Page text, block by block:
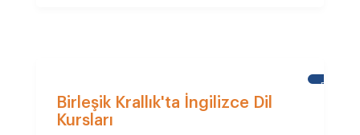
Birleşik Krallık'ta İngilizce Dil
Kursları